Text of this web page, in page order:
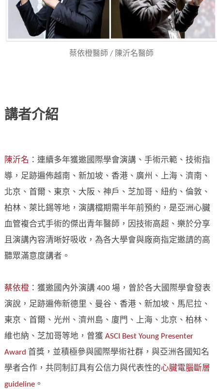
蔡依橙醫師 / 陳沂名醫師
講者介紹
陳沂名 ：連續多年獲邀國際學會演講、手術示範、技術指
導，足跡遍佈越南、新加坡、香港、廣州、上海、濟南、
北京、首爾、東京、大阪、神戶、芝加哥、紐約、倫敦、
柏林、萊比錫等地，演講檔期需半年前預約，是亞洲心臟
血管複合式手術的傑出青年醫師，因技術高超、樂於分享
且演講內容清晰好吸收，為各大學會與廠商指定邀請的高
聽眾滿意度講者。
蔡依橙 ：獲邀國內外演講 400 場，曾於各大國際學會發表
演說，足跡遍佈新德里、曼谷、香港、新加坡、馬尼拉、
東京、首爾、光州、濟州島、廈門、上海、北京、柏林、
維也納、芝加哥等地，曾獲 ASCI Best Young Presenter
Award 首獎，並積極參與國際學術社群，與亞洲各國知名
學者合作，共同制訂具有公信力與代表性的心臟電腦斷層
guideline 。